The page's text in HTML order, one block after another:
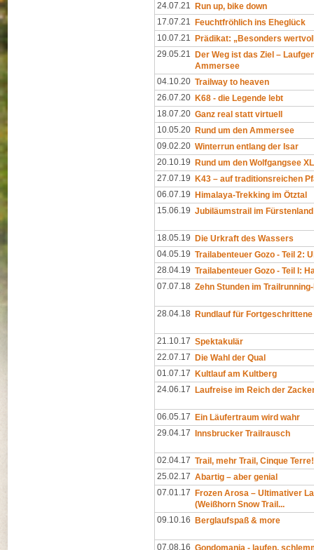
24.07.21
Run up, bike down
17.07.21
Feuchtfröhlich ins Eheglück
10.07.21
Prädikat: „Besonders
29.05.21
Der Weg ist das Ziel –
Ammersee
04.10.20 Trailway to heaven
26.07.20 K68 - die Legende lebt
18.07.20 Ganz real statt virtuell
10.05.20 Rund um den Ammersee
09.02.20 Winterrun entlang der Isar
20.10.19
Rund um den Wolfgangsee XL
27.07.19
K43 – auf traditionsreichen
06.07.19
Himalaya-Trekking im Ötztal
15.06.19 Jubiläumstrail im Fürstenland
18.05.19
Die Urkraft des Wassers
04.05.19 Trailabenteuer Gozo - Teil 2:
28.04.19 Trailabenteuer Gozo - Teil I:
07.07.18 Zehn Stunden im
28.04.18 Rundlauf für Fortgeschrittene
21.10.17 Spektakulär
22.07.17
Die Wahl der Qual
01.07.17
Kultlauf am Kultberg
24.06.17
Laufreise im Reich der
06.05.17
Ein Läufertraum wird wahr
29.04.17
Innsbrucker Trailrausch
02.04.17 Trail, mehr Trail, Cinque Terre!
25.02.17 Abartig – aber genial
07.01.17
Frozen Arosa – Ultimativer
(Weißhorn Snow Trail...
09.10.16
Berglaufspaß & more
07.08.16 Gondomania - laufen,